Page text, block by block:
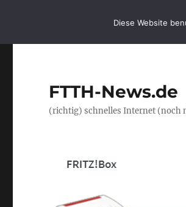
FTTH-News.de
(richtig) schnelles Internet (noch
Diese Website